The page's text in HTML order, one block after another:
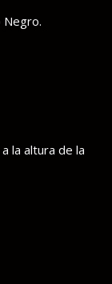
Negro.
la altura de la